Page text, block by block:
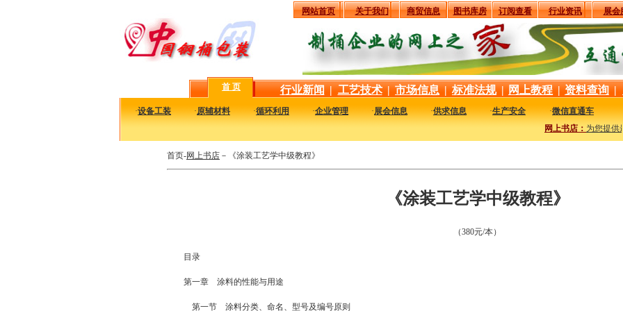
网站首页 关于我们 商贸信息 图书库房 订阅查看 行业资讯 展会
首 页 行业新闻 | 工艺技术 | 市场信息 | 标准法规 | 网上教程 | 资料查询 |
·设备工装 ·原辅材料 ·循环利用 ·企业管理 ·展会信息 ·供求信息 ·生产安全 ·微信直通车
网上书店： 为您提供
首页-网上书店 －《涂装工艺学中级教程》
《涂装工艺学中级教程》
（380元/本）
目录
第一章 涂料的性能与用途
第一节 涂料分类、命名、型号及编号原则